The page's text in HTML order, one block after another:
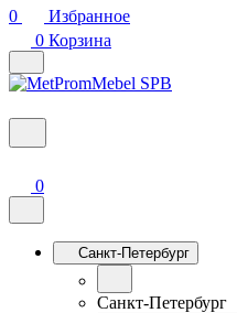
0
Избранное
0 Корзина
0
Санкт-Петербург
Санкт-Петербург